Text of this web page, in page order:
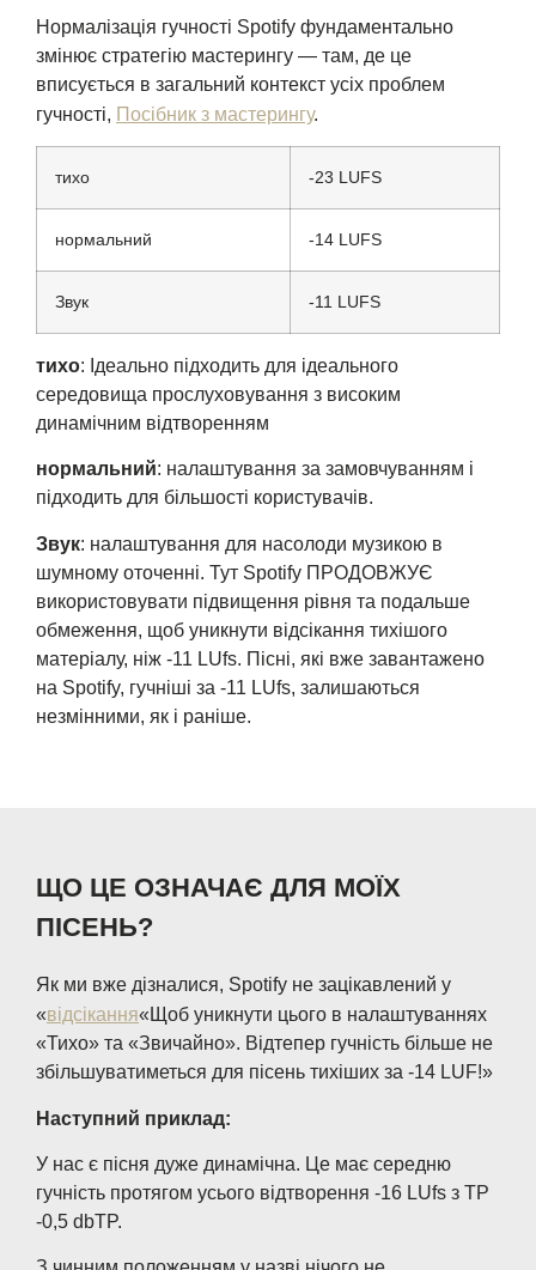
Нормалізація гучності Spotify фундаментально
змінює стратегію мастерингу — там, де це
вписується в загальний контекст усіх проблем
гучності, Посібник з мастерингу.
тихо -23 LUFS
нормальний -14 LUFS
Звук -11 LUFS
тихо: Ідеально підходить для ідеального
середовища прослуховування з високим
динамічним відтворенням
нормальний: налаштування за замовчуванням і
підходить для більшості користувачів.
Звук: налаштування для насолоди музикою в
шумному оточенні. Тут Spotify ПРОДОВЖУЄ
використовувати підвищення рівня та подальше
обмеження, щоб уникнути відсікання тихішого
матеріалу, ніж -11 LUfs. Пісні, які вже завантажено
на Spotify, гучніші за -11 LUfs, залишаються
незмінними, як і раніше.
ЩО ЦЕ ОЗНАЧАЄ ДЛЯ МОЇХ
ПІСЕНЬ?
Як ми вже дізналися, Spotify не зацікавлений у
«відсікання«Щоб уникнути цього в налаштуваннях
«Тихо» та «Звичайно». Відтепер гучність більше не
збільшуватиметься для пісень тихіших за -14 LUF!»
Наступний приклад:
У нас є пісня дуже динамічна. Це має середню
гучність протягом усього відтворення -16 LUfs з TP
-0,5 dbTP.